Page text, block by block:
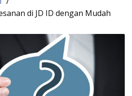
di JD ID dengan Mudah